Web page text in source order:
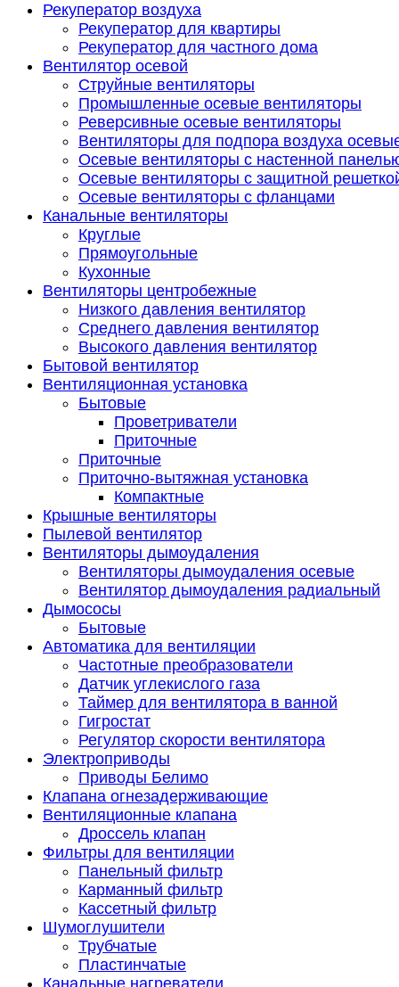
Рекуператор воздуха
Рекуператор для квартиры
Рекуператор для частного дома
Вентилятор осевой
Струйные вентиляторы
Промышленные осевые вентиляторы
Реверсивные осевые вентиляторы
Вентиляторы для подпора воздуха
Осевые вентиляторы с настенной
Осевые вентиляторы с защитной
Осевые вентиляторы с фланцами
Канальные вентиляторы
Круглые
Прямоугольные
Кухонные
Вентиляторы центробежные
Низкого давления вентилятор
Среднего давления вентилятор
Высокого давления вентилятор
Бытовой вентилятор
Вентиляционная установка
Бытовые
Проветриватели
Приточные
Приточные
Приточно-вытяжная установка
Компактные
Крышные вентиляторы
Пылевой вентилятор
Вентиляторы дымоудаления
Вентиляторы дымоудаления осевые
Вентилятор дымоудаления радиальный
Дымососы
Бытовые
Автоматика для вентиляции
Частотные преобразователи
Датчик углекислого газа
Таймер для вентилятора в ванной
Гигростат
Регулятор скорости вентилятора
Электроприводы
Приводы Белимо
Клапана огнезадерживающие
Вентиляционные клапана
Дроссель клапан
Фильтры для вентиляции
Панельный фильтр
Карманный фильтр
Кассетный фильтр
Шумоглушители
Трубчатые
Пластинчатые
Канальные нагреватели